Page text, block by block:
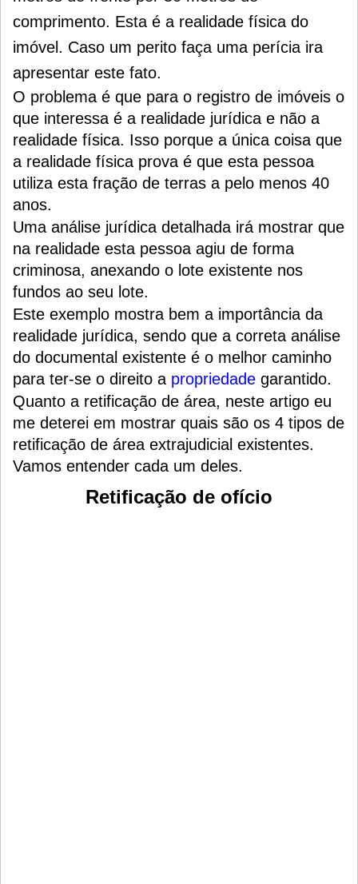
comprimento. Esta é a realidade física do
imóvel. Caso um perito faça uma perícia ira
apresentar este fato.
O problema é que para o registro de imóveis o
que interessa é a realidade jurídica e não a
realidade física. Isso porque a única coisa que
a realidade física prova é que esta pessoa
utiliza esta fração de terras a pelo menos 40
anos.
Uma análise jurídica detalhada irá mostrar que
na realidade esta pessoa agiu de forma
criminosa, anexando o lote existente nos
fundos ao seu lote.
Este exemplo mostra bem a importância da
realidade jurídica, sendo que a correta análise
do documental existente é o melhor caminho
para ter-se o direito a propriedade garantido.
Quanto a retificação de área, neste artigo eu
me deterei em mostrar quais são os 4 tipos de
retificação de área extrajudicial existentes.
Vamos entender cada um deles.
Retificação de ofício